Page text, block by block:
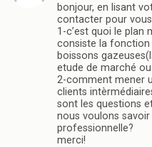
bonjour, en lisant
contacter pour
1-c’est quoi le plan
consiste la fonction
boissons
etude de marché ou
2-comment mener
clients
sont les questions
nous voulons
professionnelle?
merci!